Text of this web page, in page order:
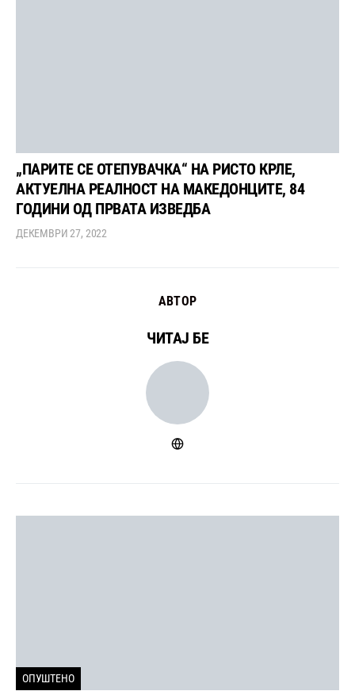
„ПАРИТЕ СЕ ОТЕПУВАЧКА“ НА РИСТО КРЛЕ,
АКТУЕЛНА РЕАЛНОСТ НА МАКЕДОНЦИТЕ, 84
ГОДИНИ ОД ПРВАТА ИЗВЕДБА
ДЕКЕМВРИ 27, 2022
АВТОР
ЧИТАЈ БЕ
ОПУШТЕНО